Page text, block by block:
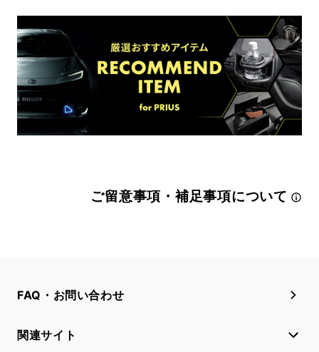
ご留意事項・補足事項について
FAQ・お問い合わせ
関連サイト